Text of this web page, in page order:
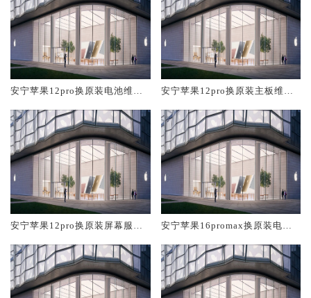
安宁苹果12pro换原装电池维修
安宁苹果12pro换原装主板维修
安宁苹果12pro换原装屏幕服务
安宁苹果16promax换原装电池